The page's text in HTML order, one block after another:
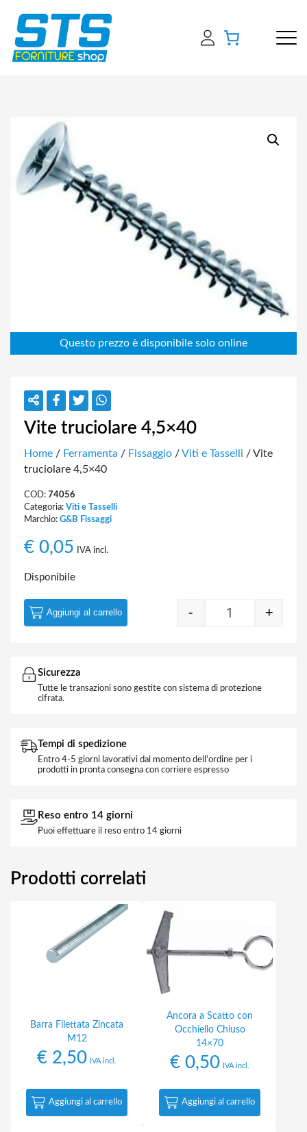
Vite truciolare 4,5×40
Home / Ferramenta / Fissaggio /Viti e Tasselli / Vite
truciolare 4,5×40
COD: 74056
Categoria: Viti e Tasselli
Marchio: G&B Fissaggi
€ 0,05 IVA incl.
Disponibile
Vite truciolare
- +
Aggiungi al carrello
Sicurezza
Tutte le transazioni sono gestite con sistema di protezione
cifrata.
Tempi di spedizione
Entro 4-5 giorni lavorativi dal momento dell'ordine per i
prodotti in pronta consegna con corriere espresso
Reso entro 14 giorni
Puoi effettuare il reso entro 14 giorni
Prodotti correlati
Barra Filettata Zincata
M12
€ 2,50 IVA incl.
Aggiungi al carrello
Ancora a Scatto con
Occhiello Chiuso
14×70
€ 0,50 IVA incl.
Aggiungi al carrello